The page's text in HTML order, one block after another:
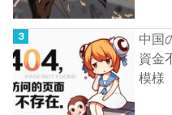
中国
資金
模様